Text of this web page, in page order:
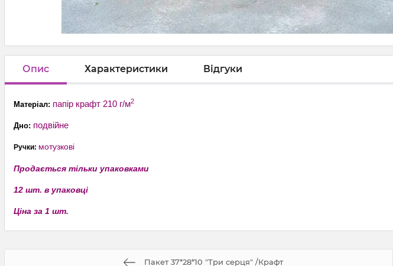
Опис Характеристики Відгуки
Матеріал: папір крафт 210 г/м2
Дно: подвійне
Ручки: мотузкові
Продається тільки упаковками
12 шт. в упаковці
Ціна за 1 шт.
Пакет 37*28*10 "Три серця" /Крафт